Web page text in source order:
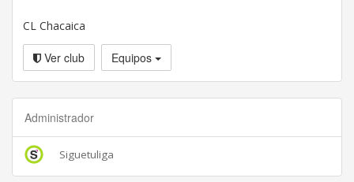
CL Chacaica
Ver club Equipos
Administrador
Siguetuliga